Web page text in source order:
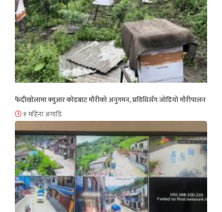
फेदीखोलामा क्युआर कोडबाट मौरीको अनुगमन, प्रविधिसँग जोडियो मौरीपालन
१ महिना अगाडि